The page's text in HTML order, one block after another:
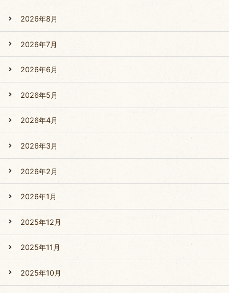
2026年8月
2026年7月
2026年6月
2026年5月
2026年4月
2026年3月
2026年2月
2026年1月
2025年12月
2025年11月
2025年10月